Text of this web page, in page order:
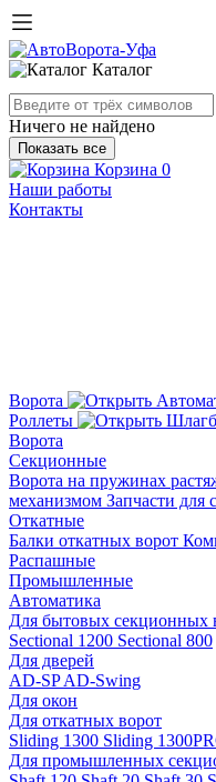
Каталог
Ничего не найдено
Показать все
Корзина 0
Наши работы
Контакты
Ворота
Роллеты
Ворота
Секционные
Ворота на пружинах
механизмом Запчасти для
Откатные
Балки откатных ворот
Распашные
Промышленные
Автоматика
Для бытовых секционных
Sectional 1200 Sectional 800
Для дверей
AD-SPAD-Swing
Для окон
Для откатных ворот
Sliding 1300 Sliding
Для промышленных